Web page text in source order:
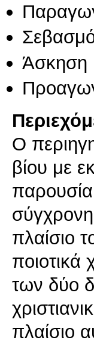
Άσκηση
Ο
βίου με
παρουσία
πλαίσιο
ποιοτικά
των δύο
πλαίσιο